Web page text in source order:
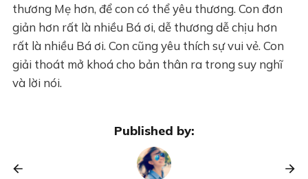
thương Mẹ hơn, để con có thể yêu thương. Con đơn
giản hơn rất là nhiều Bá ơi, dễ thương dễ chịu hơn
rất là nhiều Bá ơi. Con cũng yêu thích sự vui vẻ. Con
giải thoát mở khoá cho bản thân ra trong suy nghĩ
và lời nói.
Published by: